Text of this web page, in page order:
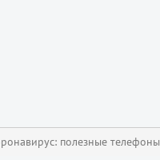
полезные телефоны